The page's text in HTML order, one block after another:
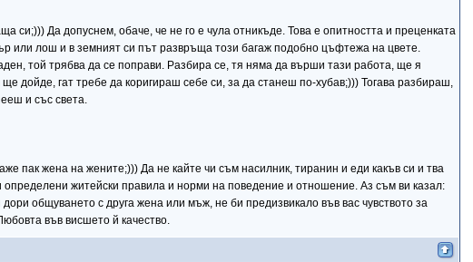
си;))) Да допуснем, обаче, че не го е чула отникъде. Това е опитността и преценката
или лош и в земният си път развръща този багаж подобно цъфтежа на цвете.
той трябва да се поправи. Разбира се, тя няма да върши тази работа, ще я
дойде, гат требе да коригираш себе си, за да станеш по-хубав;))) Тогава разбираш,
и със света.
пак жена на жените;))) Да не кайте чи съм насилник, тиранин и еди какъв си и тва
определени житейски правила и норми на поведение и отношение. Аз съм ви казал:
общуването с друга жена или мъж, не би предизвикало във вас чувството за
във висшето й качество.